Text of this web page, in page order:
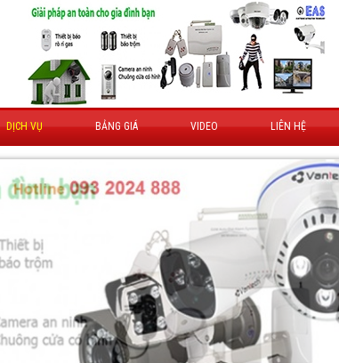
DỊCH VỤ BẢNG GIÁ VIDEO LIÊN HỆ